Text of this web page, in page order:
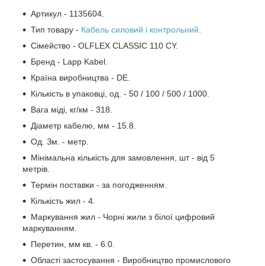
Артикул - 1135604.
Тип товару - Кабель силовий і контрольний.
Сімейство - OLFLEX CLASSIC 110 CY.
Бренд - Lapp Kabel.
Країна виробництва - DE.
Кількість в упаковці, од. - 50 / 100 / 500 / 1000.
Вага міді, кг/км - 318.
Діаметр кабелю, мм - 15.8.
Од. Зм. - метр.
Мінімальна кількість для замовлення, шт - від 5
метрів.
Термін поставки - за погодженням.
Кількість жил - 4.
Маркування жил - Чорні жили з білої цифровий
маркуванням.
Перетин, мм кв. - 6.0.
Області застосування - Виробництво промислового